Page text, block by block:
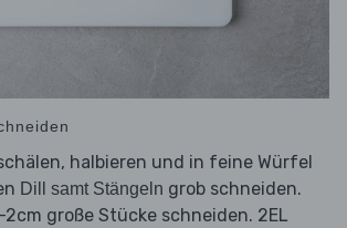
halbieren und in feine Würfel
Dill samt Stängeln grob schneiden.
große Stücke schneiden. 2EL